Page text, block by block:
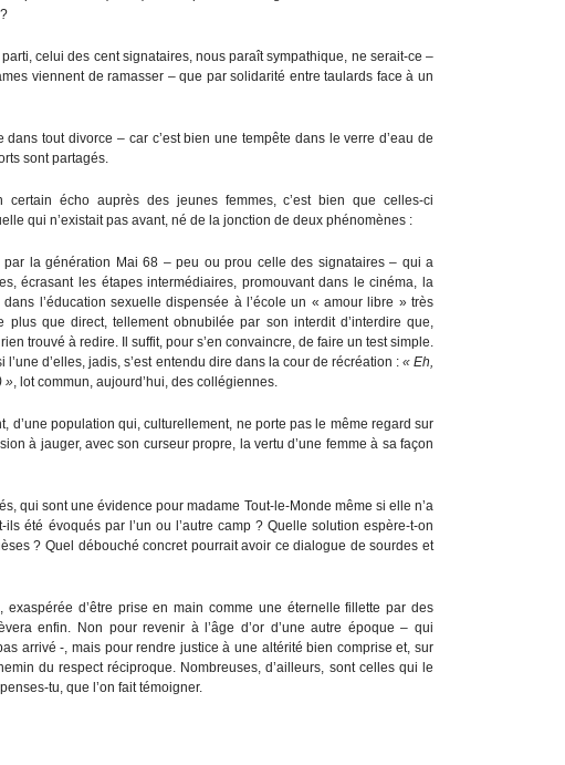
celui des cent signataires, nous paraît sympathique, ne serait-ce –
viennent de ramasser – que par solidarité entre taulards face à un
tout divorce – car c’est bien une tempête dans le verre d’eau de
sont partagés.
écho auprès des jeunes femmes, c’est bien que celles-ci
qui n’existait pas avant, né de la jonction de deux phénomènes :
la génération Mai 68 – peu ou prou celle des signataires – qui a
écrasant les étapes intermédiaires, promouvant dans le cinéma, la
l’éducation sexuelle dispensée à l’école un « amour libre » très
plus que direct, tellement obnubilée par son interdit d’interdire que,
trouvé à redire. Il suffit, pour s’en convaincre, de faire un test simple.
d’elles, jadis, s’est entendu dire dans la cour de récréation : « Eh,
», lot commun, aujourd’hui, des collégiennes.
d’une population qui, culturellement, ne porte pas le même regard sur
à jauger, avec son curseur propre, la vertu d’une femme à sa façon
qui sont une évidence pour madame Tout-le-Monde même si elle n’a
été évoqués par l’un ou l’autre camp ? Quelle solution espère-t-on
? Quel débouché concret pourrait avoir ce dialogue de sourdes et
d’être prise en main comme une éternelle fillette par des
enfin. Non pour revenir à l’âge d’or d’une autre époque – qui
arrivé -, mais pour rendre justice à une altérité bien comprise et, sur
du respect réciproque. Nombreuses, d’ailleurs, sont celles qui le
tu, que l’on fait témoigner.